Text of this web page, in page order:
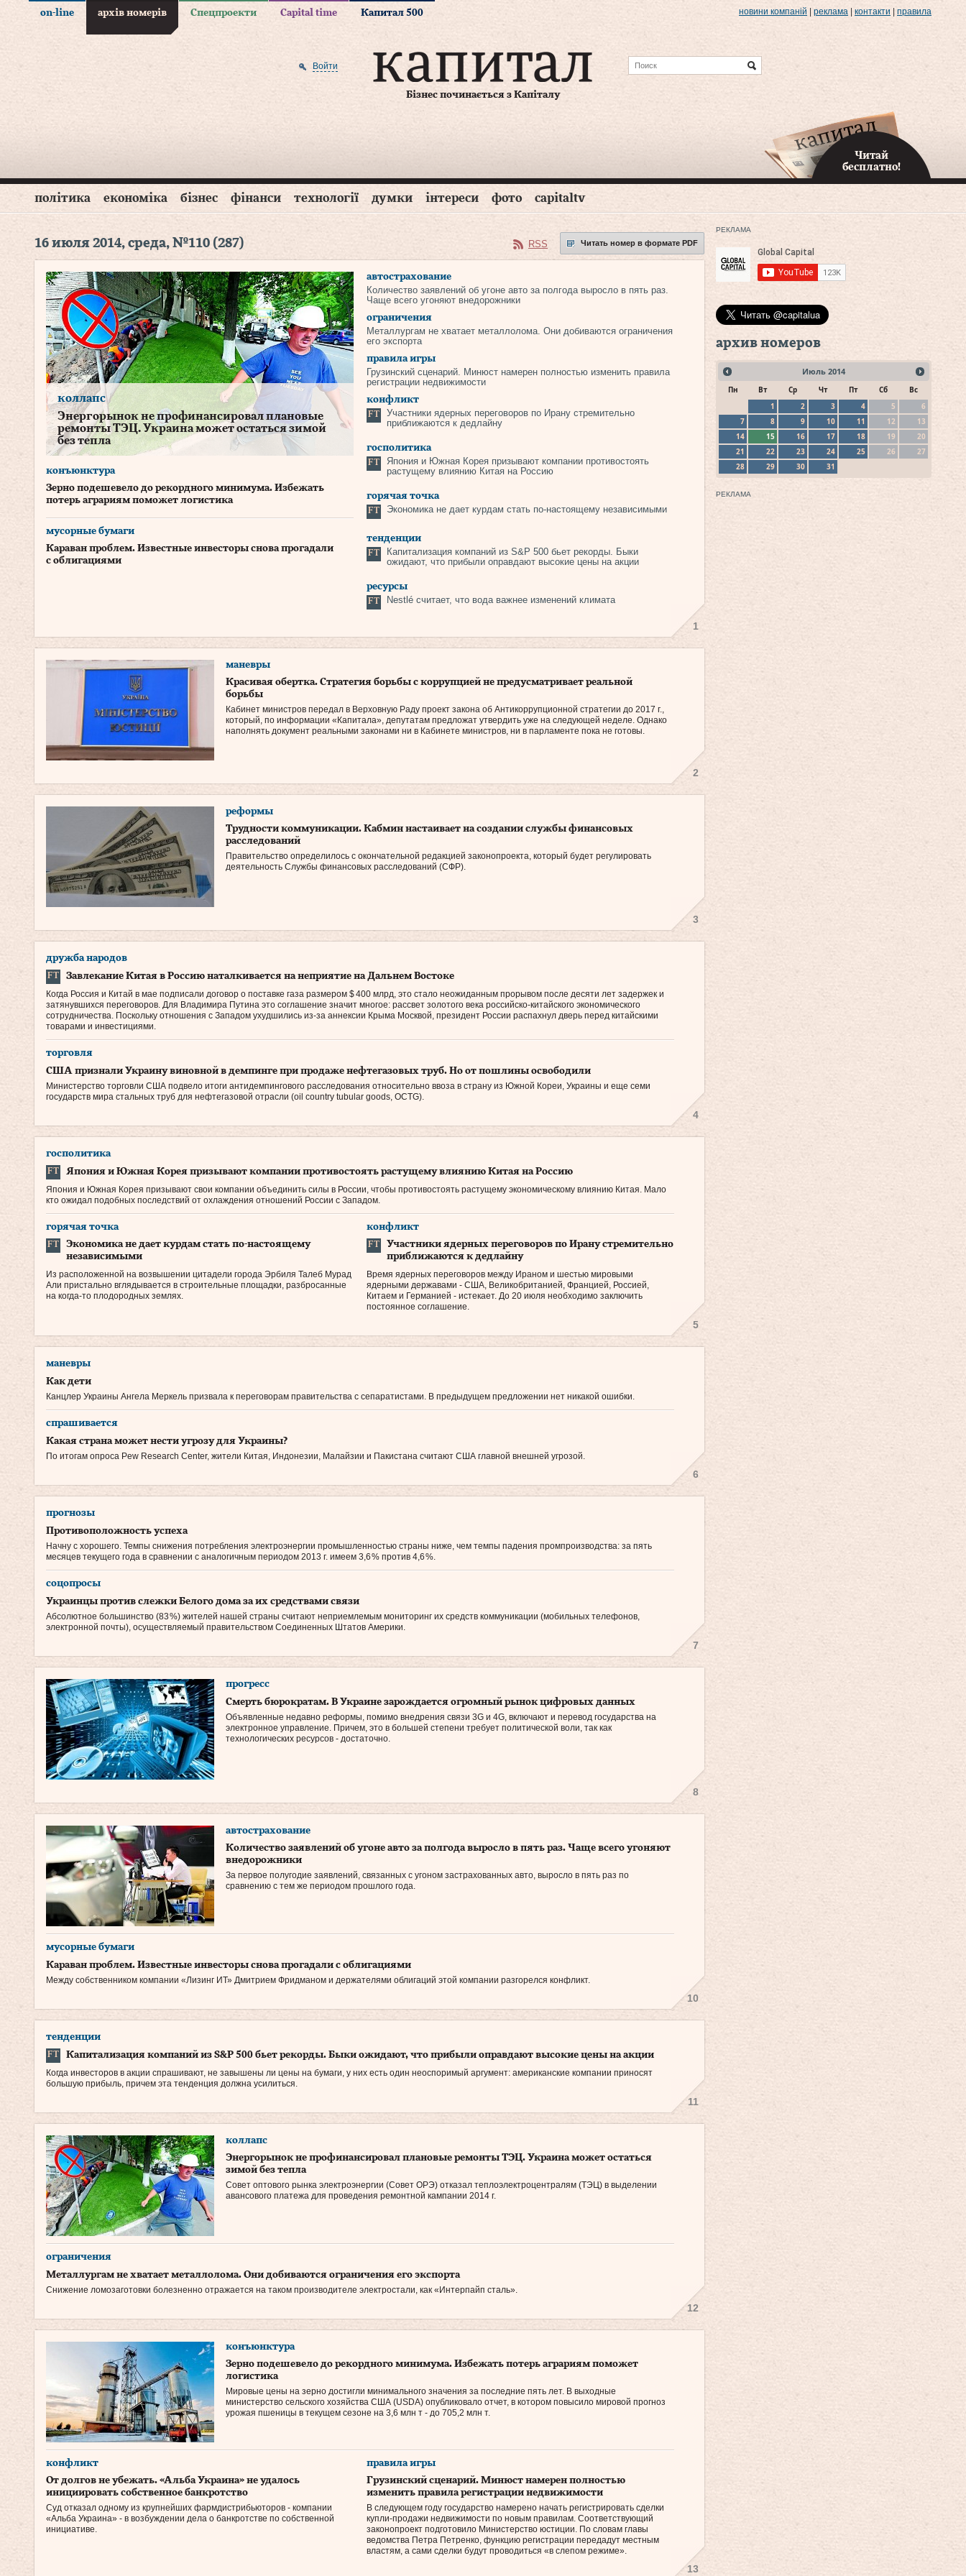
on-line архів номерів Спецпроекти Capital time Капитал 500 новини компаній реклама контакти правила
Бізнес починається з Капіталу
Войти
Читай
бесплатно!
політика економіка бізнес фінанси технології думки інтереси фото capitaltv
16 июля 2014, среда, №110 (287) Читать номер в формате PDF
RSS
коллапс
Энергорынок не профинансировал плановые
ремонты ТЭЦ. Украина может остаться зимой
без тепла
конъюнктура
Зерно подешевело до рекордного минимума. Избежать
потерь аграриям поможет логистика
мусорные бумаги
Караван проблем. Известные инвесторы снова прогадали
с облигациями
автострахование
Количество заявлений об угоне авто за полгода выросло в пять раз.
Чаще всего угоняют внедорожники
ограничения
Металлургам не хватает металлолома. Они добиваются ограничения
его экспорта
правила игры
Грузинский сценарий. Минюст намерен полностью изменить правила
регистрации недвижимости
конфликт
Участники ядерных переговоров по Ирану стремительно
приближаются к дедлайну
госполитика
Япония и Южная Корея призывают компании противостоять
растущему влиянию Китая на Россию
горячая точка
Экономика не дает курдам стать по‑настоящему независимыми
тенденции
Капитализация компаний из S&P 500 бьет рекорды. Быки
ожидают, что прибыли оправдают высокие цены на акции
ресурсы
Nestlé считает, что вода важнее изменений климата
1
маневры
Красивая обертка. Cтратегия борьбы с коррупцией не предусматривает реальной
борьбы
Кабинет министров передал в Верховную Раду проект закона об Антикоррупционной стратегии до 2017 г.,
который, по информации «Капитала», депутатам предложат утвердить уже на следующей неделе. Однако
наполнять документ реальными законами ни в Кабинете министров, ни в парламенте пока не готовы.
2
реформы
Трудности коммуникации. Кабмин настаивает на создании службы финансовых
расследований
Правительство определилось с окончательной редакцией законопроекта, который будет регулировать
деятельность Службы финансовых расследований (СФР).
3
дружба народов
Завлекание Китая в Россию наталкивается на неприятие на Дальнем Востоке
Когда Россия и Китай в мае подписали договор о поставке газа размером $ 400 млрд, это стало неожиданным прорывом после десяти лет задержек и
затянувшихся переговоров. Для Владимира Путина это соглашение значит многое: рассвет золотого века российско-китайского экономического
сотрудничества. Поскольку отношения с Западом ухудшились из‑за аннексии Крыма Москвой, президент России распахнул дверь перед китайскими
товарами и инвестициями.
торговля
США признали Украину виновной в демпинге при продаже нефтегазовых труб. Но от пошлины освободили
Министерство торговли США подвело итоги антидемпингового расследования относительно ввоза в страну из Южной Кореи, Украины и еще семи
государств мира стальных труб для нефтегазовой отрасли (oil country tubular goods, OCTG).
4
госполитика
Япония и Южная Корея призывают компании противостоять растущему влиянию Китая на Россию
Япония и Южная Корея призывают свои компании объединить силы в России, чтобы противостоять растущему экономическому влиянию Китая. Мало
кто ожидал подобных последствий от охлаждения отношений России с Западом.
горячая точка
Экономика не дает курдам стать по‑настоящему
независимыми
Из расположенной на возвышении цитадели города Эрбиля Талеб Мурад
Али пристально вглядывается в строительные площадки, разбросанные
на когда‑то плодородных землях.
конфликт
Участники ядерных переговоров по Ирану стремительно
приближаются к дедлайну
Время ядерных переговоров между Ираном и шестью мировыми
ядерными державами - США, Великобританией, Францией, Россией,
Китаем и Германией - истекает. До 20 июля необходимо заключить
постоянное соглашение.
5
маневры
Как дети
Канцлер Украины Ангела Меркель призвала к переговорам правительства с сепаратистами. В предыдущем предложении нет никакой ошибки.
спрашивается
Какая страна может нести угрозу для Украины?
По итогам опроса Pew Research Center, жители Китая, Индонезии, Малайзии и Пакистана считают США главной внешней угрозой.
6
прогнозы
Противоположность успеха
Начну с хорошего. Темпы снижения потребления электроэнергии промышленностью страны ниже, чем темпы падения промпроизводства: за пять
месяцев текущего года в сравнении с аналогичным периодом 2013 г. имеем 3,6 % против 4,6 %.
соцопросы
Украинцы против слежки Белого дома за их средствами связи
Абсолютное большинство (83 %) жителей нашей страны считают неприемлемым мониторинг их средств коммуникации (мобильных телефонов,
электронной почты), осуществляемый правительством Соединенных Штатов Америки.
7
прогресс
Смерть бюрократам. В Украине зарождается огромный рынок цифровых данных
Объявленные недавно реформы, помимо внедрения связи 3G и 4G, включают и перевод государства на
электронное управление. Причем, это в большей степени требует политической воли, так как
технологических ресурсов - достаточно.
8
автострахование
Количество заявлений об угоне авто за полгода выросло в пять раз. Чаще всего угоняют
внедорожники
За первое полугодие заявлений, связанных с угоном застрахованных авто, выросло в пять раз по
сравнению с тем же периодом прошлого года.
мусорные бумаги
Караван проблем. Известные инвесторы снова прогадали с облигациями
Между собственником компании «Лизинг ИТ» Дмитрием Фридманом и держателями облигаций этой компании разгорелся конфликт.
10
тенденции
Капитализация компаний из S&P 500 бьет рекорды. Быки ожидают, что прибыли оправдают высокие цены на акции
Когда инвесторов в акции спрашивают, не завышены ли цены на бумаги, у них есть один неоспоримый аргумент: американские компании приносят
большую прибыль, причем эта тенденция должна усилиться.
11
коллапс
Энергорынок не профинансировал плановые ремонты ТЭЦ. Украина может остаться
зимой без тепла
Совет оптового рынка электроэнергии (Совет ОРЭ) отказал теплоэлектроцентралям (ТЭЦ) в выделении
авансового платежа для проведения ремонтной кампании 2014 г.
ограничения
Металлургам не хватает металлолома. Они добиваются ограничения его экспорта
Снижение ломозаготовки болезненно отражается на таком производителе электростали, как «Интерпайп сталь».
12
конъюнктура
Зерно подешевело до рекордного минимума. Избежать потерь аграриям поможет
логистика
Мировые цены на зерно достигли минимального значения за последние пять лет. В выходные
министерство сельского хозяйства США (USDA) опубликовало отчет, в котором повысило мировой прогноз
урожая пшеницы в текущем сезоне на 3,6 млн т - до 705,2 млн т.
конфликт
От долгов не убежать. «Альба Украина» не удалось
инициировать собственное банкротство
Суд отказал одному из крупнейших фармдистрибьюторов - компании
«Альба Украина» - в возбуждении дела о банкротстве по собственной
инициативе.
правила игры
Грузинский сценарий. Минюст намерен полностью
изменить правила регистрации недвижимости
В следующем году государство намерено начать регистрировать сделки
купли-продажи недвижимости по новым правилам. Соответствующий
законопроект подготовило Министерство юстиции. По словам главы
ведомства Петра Петренко, функцию регистрации передадут местным
властям, а сами сделки будут проводиться «в слепом режиме».
13
РЕКЛАМА
архив номеров
Июль 2014
Пн Вт Ср Чт Пт Сб
Вс
1
2 3 4 5
6
7
8 9 10 11 12
13
14
15 16 17 18 19
20
21
22 23 24 25 26
27
28
29 30 31
РЕКЛАМА